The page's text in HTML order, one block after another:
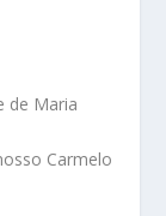
de Maria
Carmelo